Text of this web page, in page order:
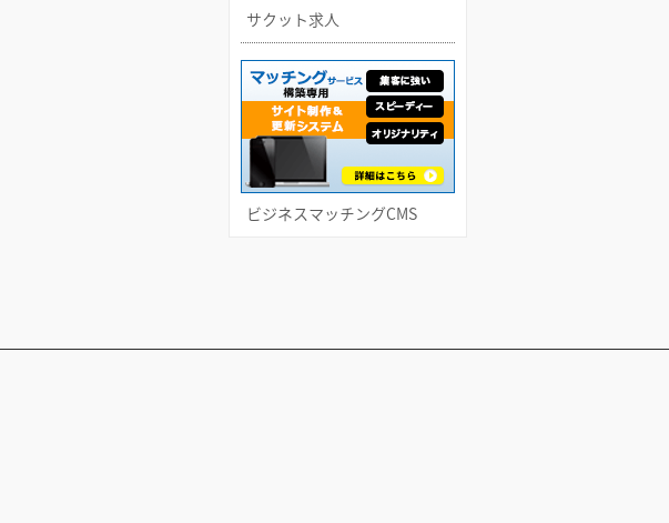
サクット求人
ビジネスマッチングCMS